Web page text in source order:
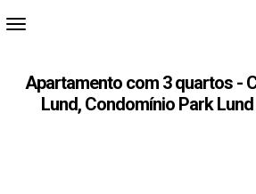
Apartamento com 3 quartos -
Lund, Condomínio Park